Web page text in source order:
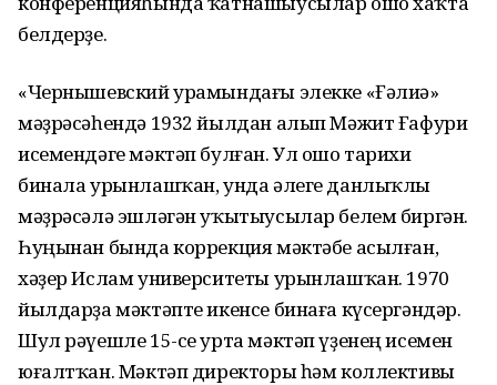
белдерҙе.
«Чернышевский урамындағы элекке «Ғәлиә»
мәҙрәсәһендә 1932 йылдан алып Мәжит Ғафури
исемендәге мәктәп булған. Ул ошо тарихи
бинала урынлашҡан, унда әлеге данлыҡлы
мәҙрәсәлә эшләгән уҡытыусылар белем биргән.
Һуңынан бында коррекция мәктәбе асылған,
хәҙер Ислам университеты урынлашҡан. 1970
йылдарҙа мәктәпте икенсе бинаға күсергәндәр.
Шул рәүешле 15-се урта мәктәп үҙенең исемен
юғалтҡан. Мәктәп директоры һәм коллективы